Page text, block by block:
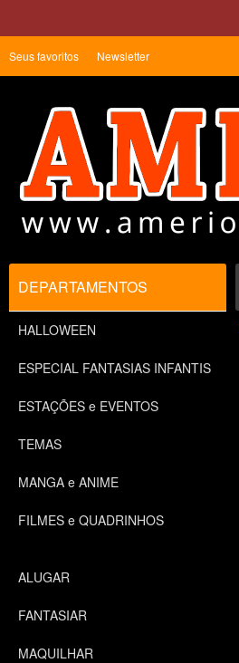
Seus favoritos Newsletter
DEPARTAMENTOS
HALLOWEEN
ESPECIAL FANTASIAS INFANTIS
ESTAÇÕES e EVENTOS
TEMAS
MANGA e ANIME
FILMES e QUADRINHOS
ALUGAR
FANTASIAR
MAQUILHAR